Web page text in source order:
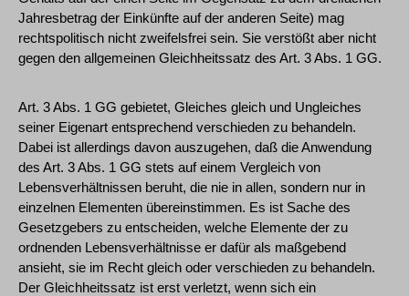
Jahresbetrag der Einkünfte auf der anderen Seite) mag
rechtspolitisch nicht zweifelsfrei sein. Sie verstößt aber nicht
gegen den allgemeinen Gleichheitssatz des Art. 3 Abs. 1 GG.
Art. 3 Abs. 1 GG gebietet, Gleiches gleich und Ungleiches
seiner Eigenart entsprechend verschieden zu behandeln.
Dabei ist allerdings davon auszugehen, daß die Anwendung
des Art. 3 Abs. 1 GG stets auf einem Vergleich von
Lebensverhältnissen beruht, die nie in allen, sondern nur in
einzelnen Elementen übereinstimmen. Es ist Sache des
Gesetzgebers zu entscheiden, welche Elemente der zu
ordnenden Lebensverhältnisse er dafür als maßgebend
ansieht, sie im Recht gleich oder verschieden zu behandeln.
Der Gleichheitssatz ist erst verletzt, wenn sich ein